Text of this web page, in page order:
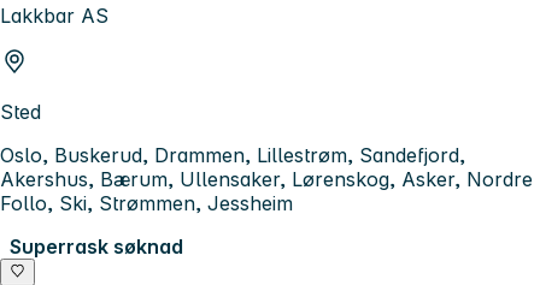
Lakkbar AS
Sted
Oslo, Buskerud, Drammen, Lillestrøm, Sandefjord,
Akershus, Bærum, Ullensaker, Lørenskog, Asker, Nordre
Follo, Ski, Strømmen, Jessheim
Superrask søknad